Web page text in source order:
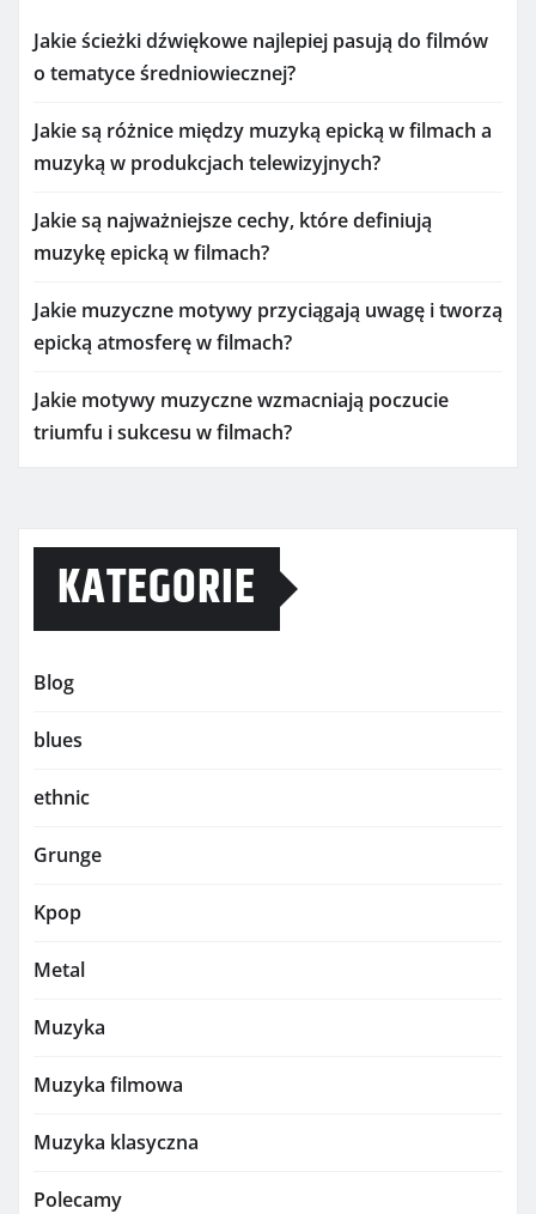
Jakie ścieżki dźwiękowe najlepiej pasują do filmów
o tematyce średniowiecznej?
Jakie są różnice między muzyką epicką w filmach a
muzyką w produkcjach telewizyjnych?
Jakie są najważniejsze cechy, które definiują
muzykę epicką w filmach?
Jakie muzyczne motywy przyciągają uwagę i tworzą
epicką atmosferę w filmach?
Jakie motywy muzyczne wzmacniają poczucie
triumfu i sukcesu w filmach?
KATEGORIE
Blog
blues
ethnic
Grunge
Kpop
Metal
Muzyka
Muzyka filmowa
Muzyka klasyczna
Polecamy